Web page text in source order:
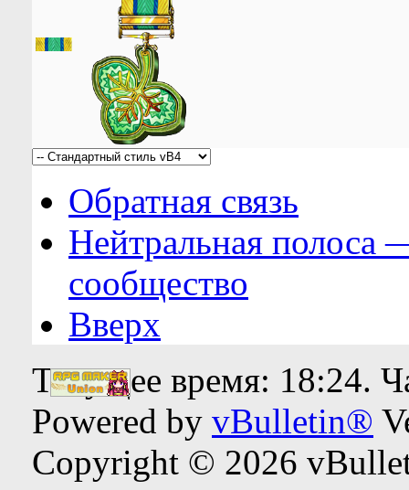
Обратная связь
Нейтральная полоса
сообщество
Вверх
Текущее время: 18:24.
Powered by vBulletin®
Copyright © 2026